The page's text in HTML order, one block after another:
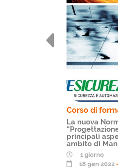
Corso di
La nuova
principali
ambito di
1 giorno
18 gen 2022